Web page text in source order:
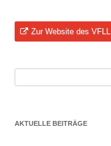
Zur Website des VFLL
AKTUELLE BEITRÄGE